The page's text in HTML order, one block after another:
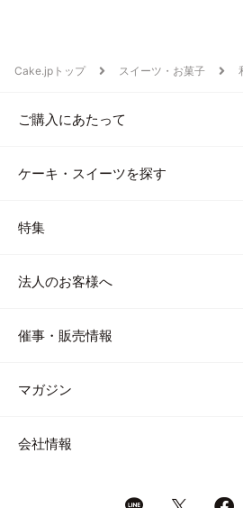
Cake.jpトップ スイーツ・お菓子
ご購入にあたって
ケーキ・スイーツを探す
特集
法人のお客様へ
催事・販売情報
マガジン
会社情報